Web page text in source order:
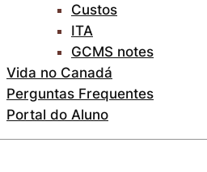
Custos
ITA
GCMS notes
Vida no Canadá
Perguntas Frequentes
Portal do Aluno